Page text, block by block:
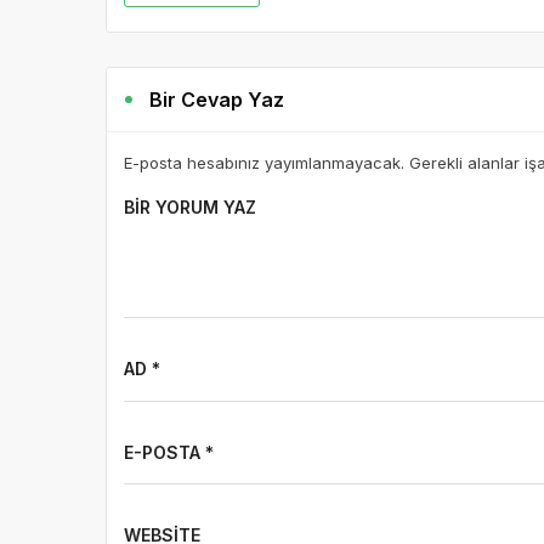
Bir Cevap Yaz
E-posta hesabınız yayımlanmayacak. Gerekli alanlar
BIR YORUM YAZ
AD *
E-POSTA *
WEBSITE